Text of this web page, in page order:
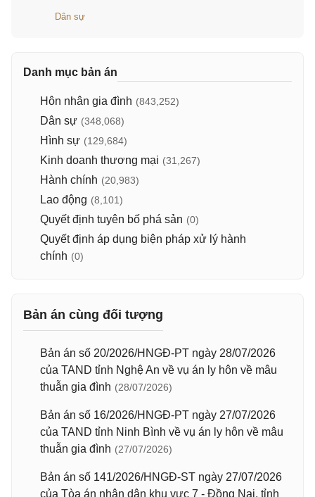
Dân sự
Danh mục bản án
Hôn nhân gia đình (843,252)
Dân sự (348,068)
Hình sự (129,684)
Kinh doanh thương mại (31,267)
Hành chính (20,983)
Lao động (8,101)
Quyết định tuyên bố phá sản (0)
Quyết định áp dụng biện pháp xử lý hành
chính (0)
Bản án cùng đối tượng
Bản án số 20/2026/HNGĐ-PT ngày 28/07/2026
của TAND tỉnh Nghệ An về vụ án ly hôn về mâu
thuẫn gia đình (28/07/2026)
Bản án số 16/2026/HNGĐ-PT ngày 27/07/2026
của TAND tỉnh Ninh Bình về vụ án ly hôn về mâu
thuẫn gia đình (27/07/2026)
Bản án số 141/2026/HNGĐ-ST ngày 27/07/2026
của Tòa án nhân dân khu vực 7 - Đồng Nai, tỉnh